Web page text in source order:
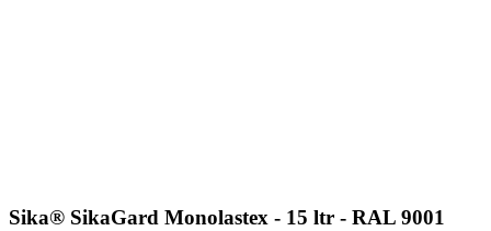
Sika® SikaGard Monolastex - 15 ltr - RAL 9001